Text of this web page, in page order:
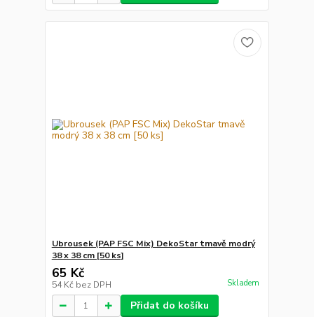
Ubrousek (PAP FSC Mix) DekoStar tmavě modrý
38 x 38 cm [50 ks]
65 Kč
54 Kč bez DPH Skladem
Přidat do košíku